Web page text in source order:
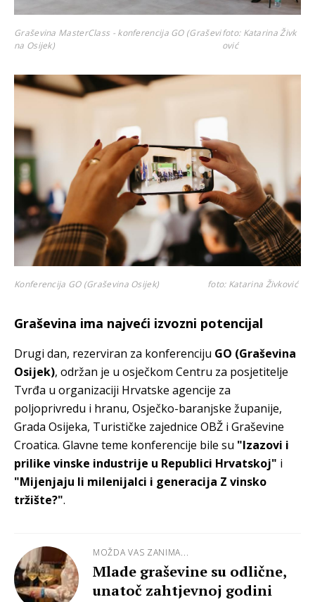
Graševina MasterClass - konferencija GO (Graševi
na Osijek)
foto: Katarina Živk
ović
Konferencija GO (Graševina Osijek) foto: Katarina Živković
Graševina ima najveći izvozni potencijal
Drugi dan, rezerviran za konferenciju GO (Graševina
Osijek), održan je u osječkom Centru za posjetitelje
Tvrđa u organizaciji Hrvatske agencije za
poljoprivredu i hranu, Osječko-baranjske županije,
Grada Osijeka, Turističke zajednice OBŽ i Graševine
Croatica. Glavne teme konferencije bile su "Izazovi i
prilike vinske industrije u Republici Hrvatskoj" i
"Mijenjaju li milenijalci i generacija Z vinsko
tržište?".
MOŽDA VAS ZANIMA...
Mlade graševine su odlične,
unatoč zahtjevnoj godini